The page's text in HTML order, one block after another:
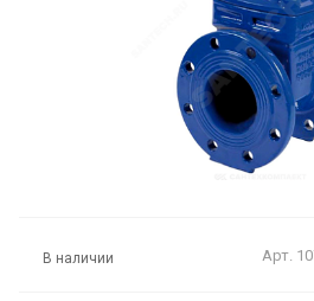
В наличии Арт.